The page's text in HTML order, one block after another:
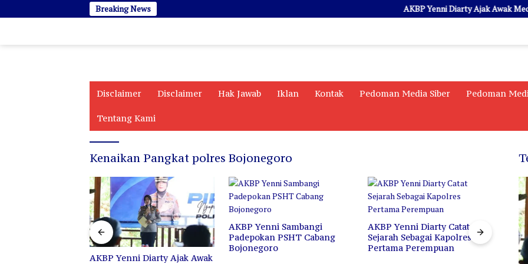
ke
Breaking News AKBP Yenni Diarty Ajak Awak Media
Disclaimer Disclaimer Hak Jawab Iklan Kontak Pedoman Media Siber Pedoman
Tentang Kami
Kenaikan Pangkat polres Bojonegoro
AKBP Yenni Diarty Ajak Awak
AKBP Yenni Sambangi
Padepokan PSHT Cabang
Bojonegoro
AKBP Yenni Diarty Catat
Sejarah Sebagai Kapolres
Pertama Perempuan
Di